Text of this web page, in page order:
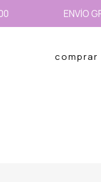
ENVÍO
comprar